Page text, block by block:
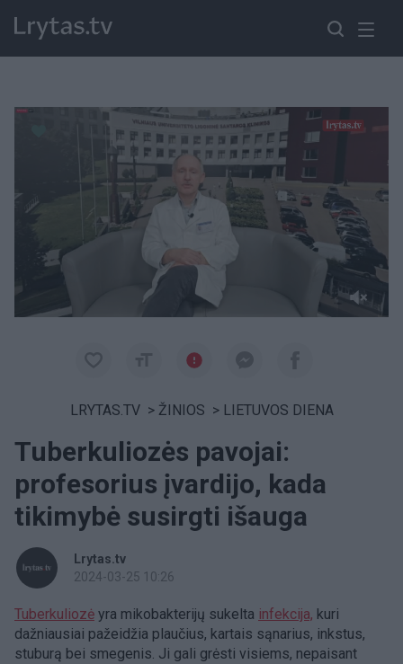
Paremkite Ukrainą
LRYTAS.TV > ŽINIOS > LIETUVOS DIENA
Tuberkuliozės pavojai:
profesorius įvardijo, kada
tikimybė susirgti išauga
Lrytas.tv
2024-03-25 10:26
Tuberkuliozė yra mikobakterijų sukelta infekcija, kuri
dažniausiai pažeidžia plaučius, kartais sąnarius, inkstus,
stuburą bei smegenis. Ji gali grėsti visiems, nepaisant